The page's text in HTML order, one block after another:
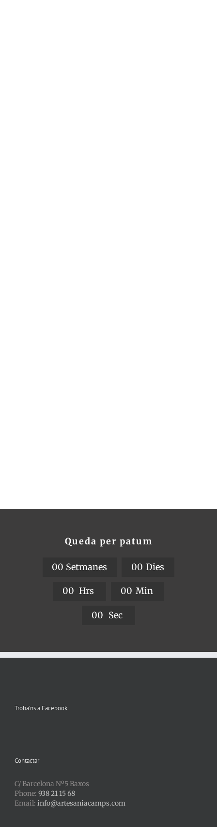
Queda per patum
00 Setmanes 00 Dies
00 Hrs 00 Min
00 Sec
Troba’ns a Facebook
Contactar
C/ Barcelona Nº5 Baxos
Phone: 938 21 15 68
Email: info@artesaniacamps.com